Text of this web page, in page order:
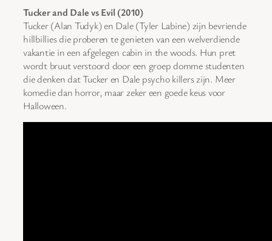
Tucker and Dale vs Evil (2010)
Tucker (Alan Tudyk) en Dale (Tyler Labine) zijn bevriende
hillbillies die proberen te genieten van een welverdiende
vakantie in een afgelegen cabin in the woods. Hun pret
wordt bruut verstoord door een groep domme studenten
die denken dat Tucker en Dale psycho killers zijn. Meer
komedie dan horror, maar zeker een goede keus voor
Halloween.